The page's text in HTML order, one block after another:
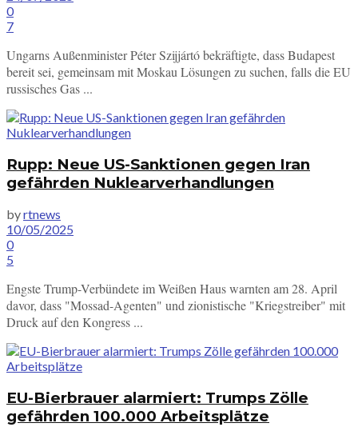
0
7
Ungarns Außenminister Péter Szijjártó bekräftigte, dass Budapest
bereit sei, gemeinsam mit Moskau Lösungen zu suchen, falls die EU
russisches Gas ...
Rupp: Neue US-Sanktionen gegen Iran
gefährden Nuklearverhandlungen
byrtnews
10/05/2025
0
5
Engste Trump-Verbündete im Weißen Haus warnten am 28. April
davor, dass "Mossad-Agenten" und zionistische "Kriegstreiber" mit
Druck auf den Kongress ...
EU-Bierbrauer alarmiert: Trumps Zölle
gefährden 100.000 Arbeitsplätze